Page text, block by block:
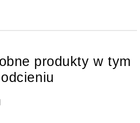
produkty w tym
odcieniu